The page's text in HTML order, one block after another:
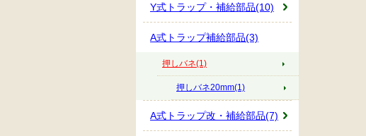
Y式トラップ・補給部品(10)
A式トラップ補給部品(3)
押しバネ(1)
押しバネ20mm(1)
A式トラップ改・補給部品(7)